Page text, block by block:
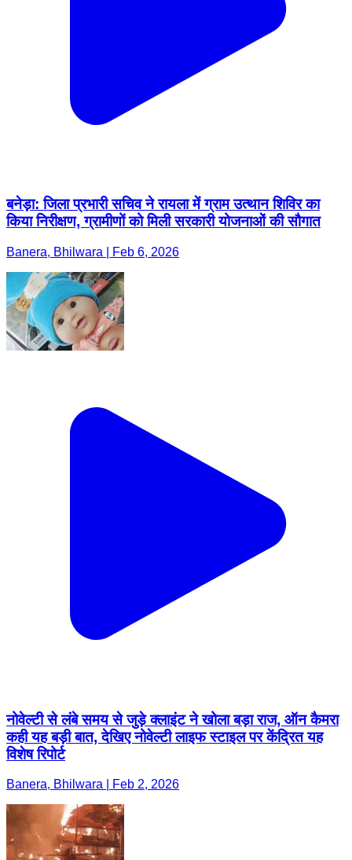
बनेड़ा: जिला प्रभारी सचिव ने रायला में ग्राम उत्थान शिविर का
किया निरीक्षण, ग्रामीणों को मिली सरकारी योजनाओं की सौगात
Banera, Bhilwara | Feb 6, 2026
नोवेल्टी से लंबे समय से जुड़े क्लाइंट ने खोला बड़ा राज, ऑन कैमरा
कही यह बड़ी बात, देखिए नोवेल्टी लाइफ स्टाइल पर केंद्रित यह
विशेष रिपोर्ट
Banera, Bhilwara | Feb 2, 2026